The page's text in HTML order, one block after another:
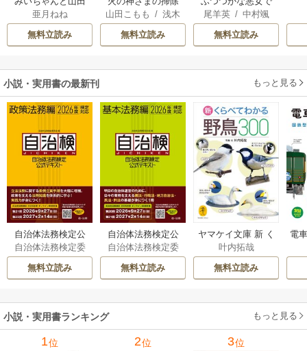
さん
亜月ねね
無料立読み
人ですが、いつの
間にか花嫁として
溺愛されています
山田こもも /浅木
伊都/SNC
無料立読み
はございますが ～
雛宮蝶鼠とりかえ
伝～
尾羊英/ 中村颯
希/ゆき哉
無料立読み
小説・実用書の最新刊 もっと見る
自治体法務検定公
式テキスト 政策
法務編 ２０２６
年度検定対応 1巻
自治体法務検定委
員会
無料立読み
自治体法務検定公
式テキスト 基本
法務編 ２０２６
年度検定対応 1巻
自治体法務検定委
員会
無料立読み
ヤマケイ文庫 新 く
らべてわかる野鳥3
00 1巻
叶内拓哉
無料立読み
電
小説・実用書ランキング もっと見る
1位 2位 3位